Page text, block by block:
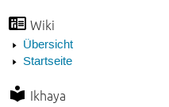
Wiki
Übersicht
Startseite
Ikhaya